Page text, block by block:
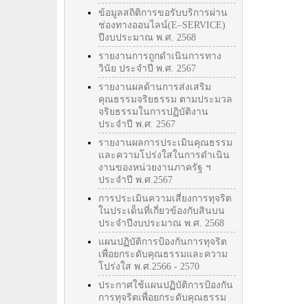
ข้อมูลสถิติการขอรับบริการผ่าน
ช่องทางออนไลน์(E–SERVICE)
ปีงบประมาณ พ.ศ. 2568
รายงานการถูกดำเนินการทาง
วินัย ประจำปี พ.ศ. 2567
รายงานผลด้านการส่งเสริม
คุณธรรมจริยธรรม ตามประมวล
จริยธรรมในการปฏิบัติงาน
ประจำปี พ.ศ. 2567
รายงานผลการประเมินคุณธรรม
และความโปร่งใสในการดำเนิน
งานของหน่วยงานภาครัฐ ฯ
ประจำปี พ.ศ.2567
การประเมินความเสี่ยงการทุจริต
ในประเด็นที่เกี่ยวข้องกับสินบน
ประจำปีงบประมาณ พ.ศ. 2568
แผนปฏิบัติการป้องกันการทุจริต
เพื่อยกระดับคุณธรรมและความ
โปร่งใส พ.ศ.2566 - 2570
ประกาศใช้แผนปฏิบัติการป้องกัน
การทุจริตเพื่อยกระดับคุณธรรม